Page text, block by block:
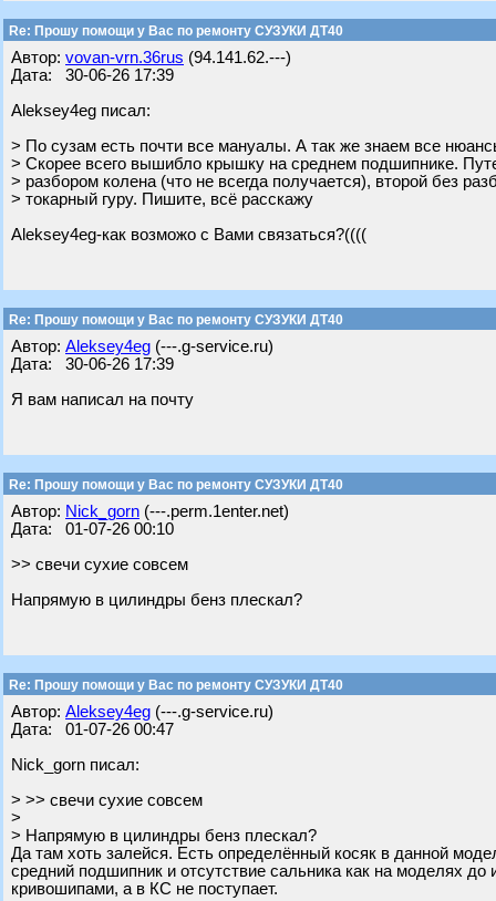
Re: Прошу помощи у Вас по ремонту СУЗУКИ ДТ40
Автор: vovan-vrn.36rus (94.141.62.---)
Дата: 30-06-26 17:39
Aleksey4eg писал:
> По сузам есть почти все мануалы. А так же знаем все
> Скорее всего вышибло крышку на среднем подшипнике.
> разбором колена (что не всегда получается), второй без
> токарный гуру. Пишите, всё расскажу
Aleksey4eg-как возможо с Вами связаться?((((
Re: Прошу помощи у Вас по ремонту СУЗУКИ ДТ40
Автор: Aleksey4eg (---.g-service.ru)
Дата: 30-06-26 17:39
Я вам написал на почту
Re: Прошу помощи у Вас по ремонту СУЗУКИ ДТ40
Автор: Nick_gorn (---.perm.1enter.net)
Дата: 01-07-26 00:10
>> свечи сухие совсем
Напрямую в цилиндры бенз плескал?
Re: Прошу помощи у Вас по ремонту СУЗУКИ ДТ40
Автор: Aleksey4eg (---.g-service.ru)
Дата: 01-07-26 00:47
Nick_gorn писал:
> >> свечи сухие совсем
>
> Напрямую в цилиндры бенз плескал?
Да там хоть залейся. Есть определённый косяк в данной
средний подшипник и отсутствие сальника как на моделях
кривошипами, а в КС не поступает.